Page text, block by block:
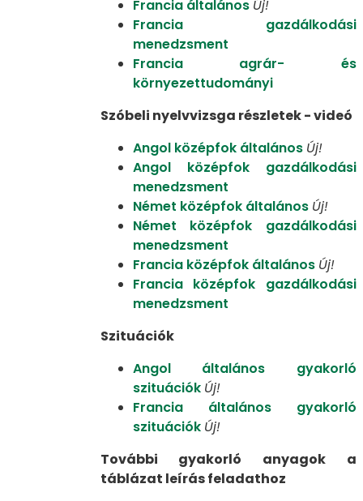
Francia általános Új!
Francia gazdálkodási
menedzsment
Francia agrár- és
környezettudományi
Szóbeli nyelvvizsga részletek - videó
Angol középfok általános Új!
Angol középfok gazdálkodási
menedzsment
Német középfok általános Új!
Német középfok gazdálkodási
menedzsment
Francia középfok általános Új!
Francia középfok gazdálkodási
menedzsment
Szituációk
Angol általános gyakorló
szituációk Új!
Francia általános gyakorló
szituációk Új!
További gyakorló anyagok a
táblázat leírás feladathoz